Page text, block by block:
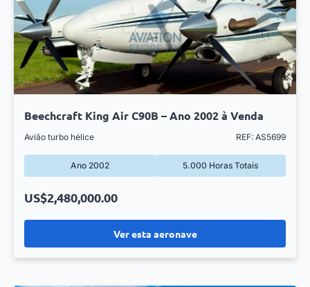
Beechcraft King Air C90B – Ano 2002 à Venda
Avião turbo hélice REF: AS5699
Ano 2002 5.000 Horas Totais
Ver esta aeronave
US$2,480,000.00